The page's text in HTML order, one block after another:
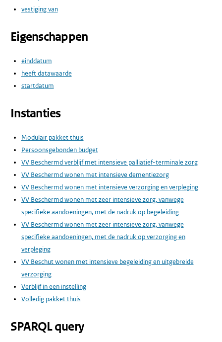
vestiging van
Eigenschappen
einddatum
heeft datawaarde
startdatum
Instanties
Modulair pakket thuis
Persoonsgebonden budget
VV Beschermd verblijf met intensieve palliatief-terminale zorg
VV Beschermd wonen met intensieve dementiezorg
VV Beschermd wonen met intensieve verzorging en verpleging
VV Beschermd wonen met zeer intensieve zorg, vanwege
specifieke aandoeningen, met de nadruk op begeleiding
VV Beschermd wonen met zeer intensieve zorg, vanwege
specifieke aandoeningen, met de nadruk op verzorging en
verpleging
VV Beschut wonen met intensieve begeleiding en uitgebreide
verzorging
Verblijf in een instelling
Volledig pakket thuis
SPARQL query